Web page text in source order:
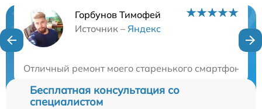
Горбунов Тимофей
Источник – Яндекс
Отличный ремонт моего старенького смартфона,
Нужна консультация?
Бесплатная консультация со
специалистом